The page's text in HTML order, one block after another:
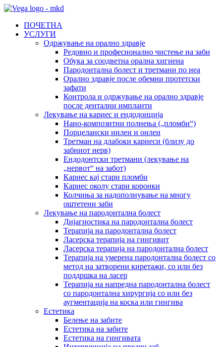
ПОЧЕТНА
УСЛУГИ
Одржување на орално здравје
Редовно и професионално чистење на заби
Обука за соодветна орална хигиена
Пародонтална болест и третмани по неа
Орално здравје после обемни протетски
зафати
Контрола и одржување на орално здравје
после дентални импланти
Лекување на кариес и ендодонција
Нано-композитни полнења („пломби“)
Порцелански инлеи и онлеи
Третман на длабоки кариеси (близу до
забниот нерв)
Ендодонтски третмани (лекување на
„нервот“ на забот)
Кариес кај стари пломби
Кариес околу стари коронки
Колчиња за надополнување на многу
оштетени заби
Лекување на пародонтална болест
Дијагностика на пародонтална болест
Терапија на пародонтална болест
Ласерска терапија на гингивит
Ласерска терапија на пародoнтална болест
Терапија на умерена пародонтална болест со
метод на затворени киретажи, со или без
поддршка на ласер
Терапија на напредна пародонтална болест
со пародонтална хирургија со или без
аугментација на коска или гингива
Естетика
Белење на забите
Естетика на забите
Естетика на гингивата